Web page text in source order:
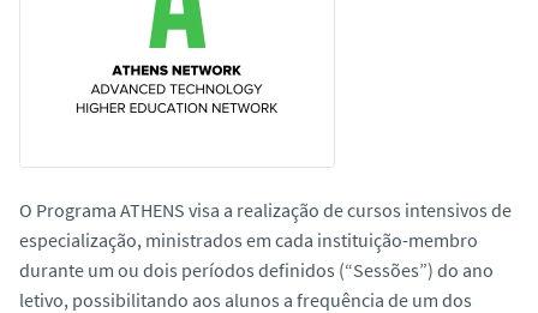
O Programa ATHENS visa a realização de cursos intensivos de
especialização, ministrados em cada instituição-membro
durante um ou dois períodos definidos (“Sessões”) do ano
letivo, possibilitando aos alunos a frequência de um dos